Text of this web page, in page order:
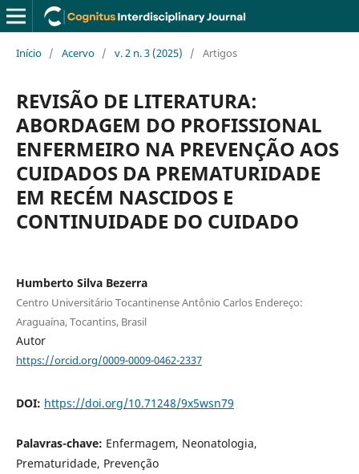
Início / Acervo / v. 2 n. 3 (2025) / Artigos
REVISÃO DE LITERATURA:
ABORDAGEM DO PROFISSIONAL
ENFERMEIRO NA PREVENÇÃO AOS
CUIDADOS DA PREMATURIDADE
EM RECÉM NASCIDOS E
CONTINUIDADE DO CUIDADO
Humberto Silva Bezerra
Centro Universitário Tocantinense Antônio Carlos Endereço:
Araguaína, Tocantins, Brasil
Autor
https://orcid.org/0009-0009-0462-2337
DOI: https://doi.org/10.71248/9x5wsn79
Palavras-chave: Enfermagem, Neonatologia,
Prematuridade, Prevenção